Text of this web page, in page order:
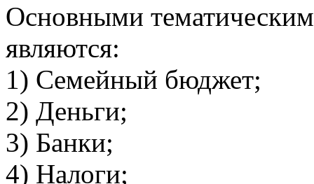
Основными
являются:
1) Семейный бюджет;
2) Деньги;
3) Банки;
4) Налоги;